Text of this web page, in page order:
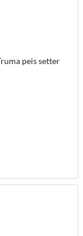
peis setter